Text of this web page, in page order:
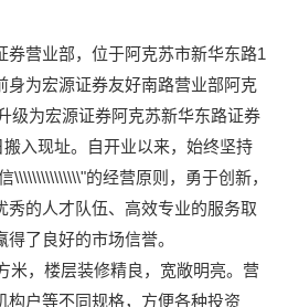
券营业部，位于阿克苏市新华东路1
身为宏源证券友好南路营业部阿克
级为宏源证券阿克苏新华东路证券
入现址。自开业以来，始终坚持
\\\\\\\\\\\\\\\"的经营原则，勇于创新，
秀的人才队伍、高效专业的服务取
了良好的市场信誉。
米，楼层装修精良，宽敞明亮。营
构户等不同规格，方便各种投资